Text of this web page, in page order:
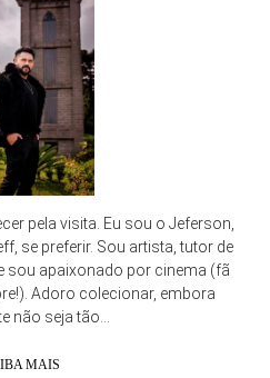
pela visita. Eu sou o Jeferson,
se preferir. Sou artista, tutor de
sou apaixonado por cinema (fã
Adoro colecionar, embora
não seja tão...
MAIS